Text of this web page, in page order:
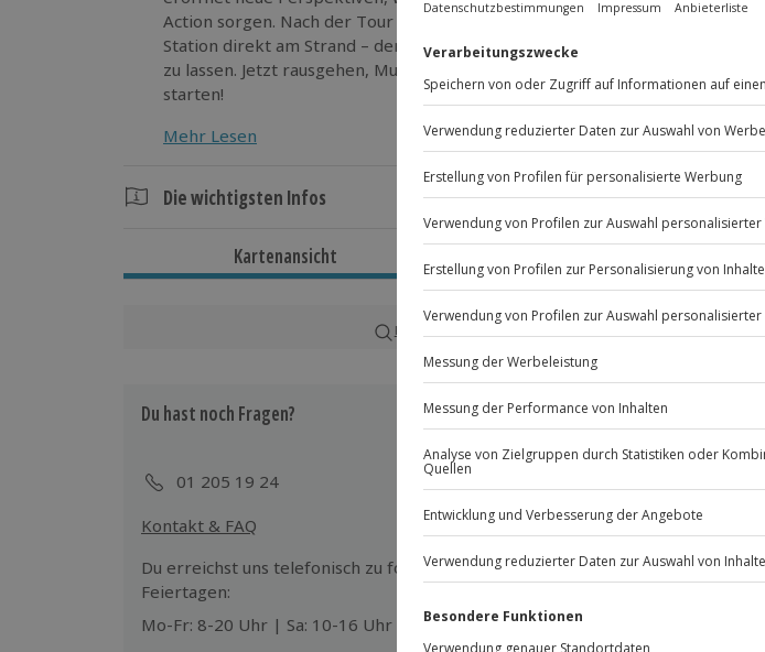
Action sorgen. Nach der Tour wartet die chillige Hafenlounge der OCT
Station direkt am Strand – der perfekte Ort, um das Abenteuer ausklingen
zu lassen. Jetzt rausgehen, Mut fassen und die nächste Kajak Tour in Voglau
starten!
Mehr Lesen
Die wichtigsten Infos
Ca. 4,5 Stunden
Von April bis August mittwochs, samstags und sonntags zu bestimmten
Mindestalter: 12 Jahre (unter 18 Jahren nur mit Einverständniserklärung
eines Erziehungsberechtigten)
Normale physische und psychische Verfassung
Schwimmkenntnisse
Unterschriebener Haftungsausschluss
Wetter
Kartenansicht
© OpenStreetMaps
Karte in Großansicht
Du hast noch Fragen?
01 205 19 24
Kontakt & FAQ
Mühldorfstraße 8
81671 München
Du erreichst uns telefonisch zu folgenden Zeiten, außer an bundesweiten
Feiertagen:
Mo-Fr: 8-20 Uhr | Sa: 10-16 Uhr